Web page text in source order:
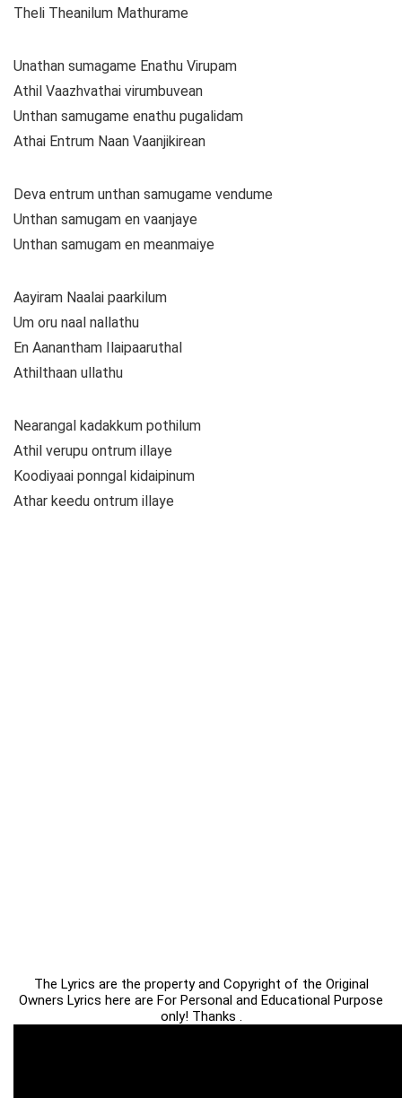
Theli Theanilum Mathurame
Unathan sumagame Enathu Virupam
Athil Vaazhvathai virumbuvean
Unthan samugame enathu pugalidam
Athai Entrum Naan Vaanjikirean
Deva entrum unthan samugame vendume
Unthan samugam en vaanjaye
Unthan samugam en meanmaiye
Aayiram Naalai paarkilum
Um oru naal nallathu
En Aanantham Ilaipaaruthal
Athilthaan ullathu
Nearangal kadakkum pothilum
Athil verupu ontrum illaye
Koodiyaai ponngal kidaipinum
Athar keedu ontrum illaye
The Lyrics are the property and Copyright of the Original
Owners Lyrics here are For Personal and Educational Purpose
only! Thanks .